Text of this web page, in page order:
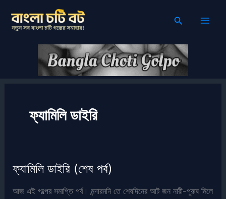
content
Search
ফ্যামিলি ডাইরি
ফ্যামিলি ডাইরি (শেষ পর্ব)
আজ এই গল্পের সমাপ্তি পর্ব। মন্দারমনি তে শেষদিনের আট জন নারী-পুরুষ মিলে